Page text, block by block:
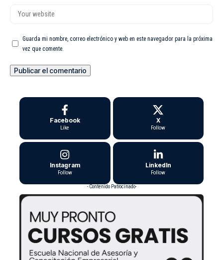
Guarda mi nombre, correo electrónico y web en este navegador para la próxima
vez que comente.
Facebook
Like
X
Follow
Instagram
Follow
LinkedIn
Follow
- Contenido Patrocinado-